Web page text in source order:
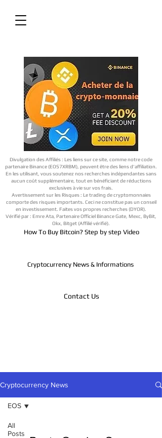
How To Buy Bitcoin? Step by step Video
Cryptocurrency News & Informations
Contact Us
Divulgation des Affiliés : Les liens sur ce site, comme notre code
partenaire Binance (EOS7XRBM), peuvent être des liens d'affiliation.
En les utilisant, vous soutenez nos recherches indépendantes sans
aucun coût supplémentaire, tout en bénéficiant de réductions
exclusives à vie sur vos frais.
Avertissement sur les Risques : Le trading de cryptomonnaies
comporte des risques importants. Ceci ne constitue pas un conseil
en investissement. Faites vos propres recherches (DYOR).
Vérifié par : Emre Ata, Partenaire Officiel Binance Gate, Mexc, ByBit,
Okx, Bitget (Affilié vérifié).
Cryptocurrency News
All
Posts
EOS